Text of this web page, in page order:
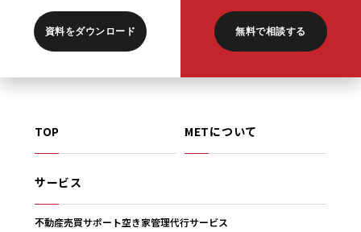
資料をダウンロード 無料で相談する
TOP METについて
サービス
不動産売買サポート空き家管理代行サービス